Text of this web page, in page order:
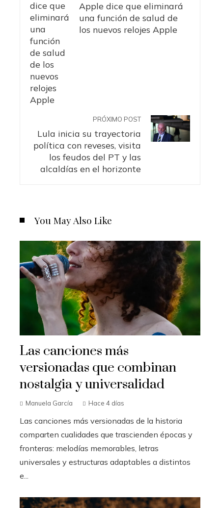
Apple dice que eliminará
una función de salud de
los nuevos relojes Apple
PRÓXIMO POST
Lula inicia su trayectoria
política con reveses, visita
los feudos del PT y las
alcaldías en el horizonte
You May Also Like
Las canciones más
versionadas que combinan
nostalgia y universalidad
Manuela García Hace 4 días
Las canciones más versionadas de la historia
comparten cualidades que trascienden épocas y
fronteras: melodías memorables, letras
universales y estructuras adaptables a distintos
e...